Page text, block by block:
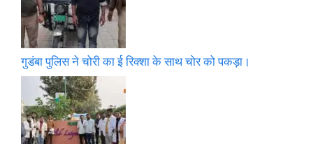
गुडंबा पुलिस ने चोरी का ई रिक्शा के साथ चोर को पकड़ा।